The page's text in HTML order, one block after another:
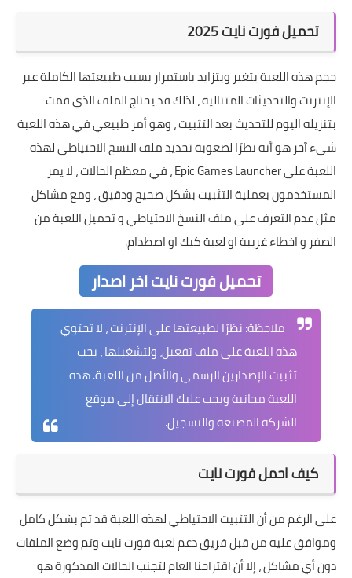
تحميل فورت نايت 2025
حجم هذه اللعبة يتغير ويتزايد باستمرار بسبب طبيعتها الكاملة عبر
الإنترنت والتحديثات المتتالية ، لذلك قد يحتاج الملف الذي قمت
بتنزيله اليوم للتحديث بعد التثبيت ، وهو أمر طبيعي في هذه اللعبة
شيء آخر هو أنه نظرًا لصعوبة تحديد ملف النسخ الاحتياطي لهذه
اللعبة على Epic Games Launcher ، في معظم الحالات ، لا يمر
المستخدمون بعملية التثبيت بشكل صحيح ودقيق ، ومع مشاكل
مثل عدم التعرف على ملف النسخ الاحتياطي و تحميل اللعبة من
الصفر و اخطاء غريبة او لعبة كيك او اصطدام.
تحميل فورت نايت اخر اصدار
ملاحظة: نظرًا لطبيعتها على الإنترنت ، لا تحتوي
هذه اللعبة على ملف تفعيل، ولتشغيلها ، يجب
تثبيت الإصدارين الرسمي والأصل من اللعبة. هذه
اللعبة مجانية ويجب عليك الانتقال إلى موقع
الشركة المصنعة والتسجيل.
كيف احمل فورت نايت
على الرغم من أن التثبيت الاحتياطي لهذه اللعبة قد تم بشكل كامل
وموافق عليه من قبل فريق دعم لعبة فورت نايت وتم وضع الملفات
دون أي مشاكل ، إلا أن اقتراحنا العام لتجنب الحالات المذكورة هو